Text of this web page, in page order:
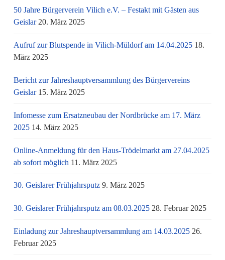
50 Jahre Bürgerverein Vilich e.V. – Festakt mit Gästen aus
Geislar 20. März 2025
Aufruf zur Blutspende in Vilich-Müldorf am 14.04.2025 18.
März 2025
Bericht zur Jahreshauptversammlung des Bürgervereins
Geislar 15. März 2025
Infomesse zum Ersatzneubau der Nordbrücke am 17. März
2025 14. März 2025
Online-Anmeldung für den Haus-Trödelmarkt am 27.04.2025
ab sofort möglich 11. März 2025
30. Geislarer Frühjahrsputz 9. März 2025
30. Geislarer Frühjahrsputz am 08.03.2025 28. Februar 2025
Einladung zur Jahreshauptversammlung am 14.03.2025 26.
Februar 2025